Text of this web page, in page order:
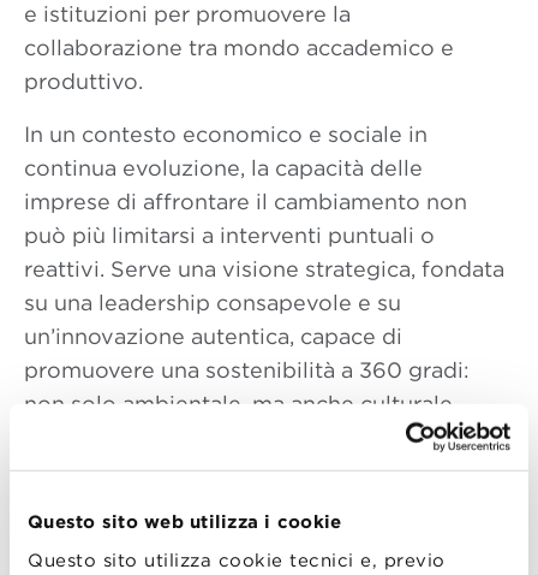
Questo sito web utilizza i cookie
Questo sito utilizza cookie tecnici e, previo
e istituzioni per promuovere la
collaborazione tra mondo accademico e
produttivo.
In un contesto economico e sociale in
continua evoluzione, la capacità delle
imprese di affrontare il cambiamento non
può più limitarsi a interventi puntuali o
reattivi. Serve una visione strategica, fondata
su una leadership consapevole e su
un’innovazione autentica, capace di
promuovere una sostenibilità a 360 gradi:
non solo ambientale, ma anche culturale,
sarà un momento di dialogo aperto per
condividere esperienze, visioni e strumenti